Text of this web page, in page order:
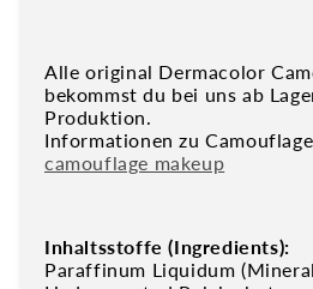
Alle original Dermacolor
bekommst du bei uns ab
Produktion.
Informationen zu
camouflage makeup
Inhaltsstoffe (Ingredients):
Paraffinum Liquidum